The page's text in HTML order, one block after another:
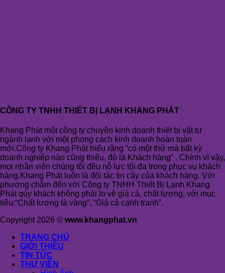
CÔNG TY TNHH THIẾT BỊ LẠNH KHANG PHÁT
Khang Phát một công ty chuyên kinh doanh thiết bị vật tư
ngành lạnh với một phong cách kinh doanh hoàn toàn
mới.Công ty Khang Phát hiểu rằng “có một thứ mà bất kỳ
doanh nghiệp nào cũng thiếu, đó là Khách hàng” . Chính vì vậy,
mọi nhân viên chúng tôi đều nỗ lực tối đa trong phục vụ khách
hàng.Khang Phát luôn là đối tác tin cậy của khách hàng. Với
phương châm đến với Công ty TNHH Thiết Bị Lạnh Khang
Phát qúy khách không phải lo về giá cả, chất lượng, với mục
tiêu:“Chất lượng là vàng”, “Giá cả cạnh tranh”.
Copyright 2026 © www.khangphat.vn
TRANG CHỦ
GIỚI THIỆU
TIN TỨC
THƯ VIỆN